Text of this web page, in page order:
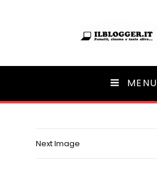
Ilblogger.it
Il portalino di blog | MENU
Next Image